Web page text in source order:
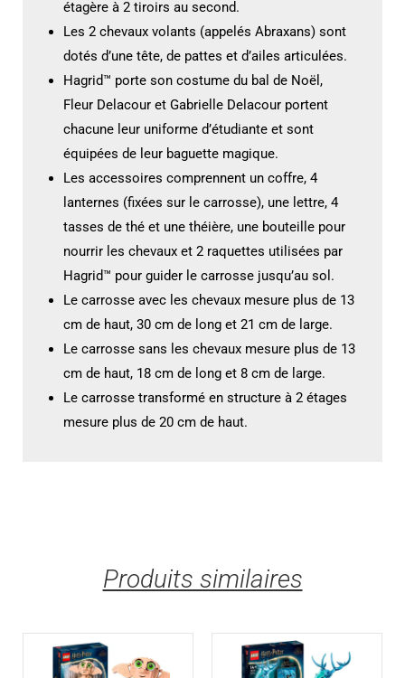
étagère à 2 tiroirs au second.
Les 2 chevaux volants (appelés Abraxans) sont
dotés d’une tête, de pattes et d’ailes articulées.
Hagrid™ porte son costume du bal de Noël,
Fleur Delacour et Gabrielle Delacour portent
chacune leur uniforme d’étudiante et sont
équipées de leur baguette magique.
Les accessoires comprennent un coffre, 4
lanternes (fixées sur le carrosse), une lettre, 4
tasses de thé et une théière, une bouteille pour
nourrir les chevaux et 2 raquettes utilisées par
Hagrid™ pour guider le carrosse jusqu’au sol.
Le carrosse avec les chevaux mesure plus de 13
cm de haut, 30 cm de long et 21 cm de large.
Le carrosse sans les chevaux mesure plus de 13
cm de haut, 18 cm de long et 8 cm de large.
Le carrosse transformé en structure à 2 étages
mesure plus de 20 cm de haut.
Produits similaires